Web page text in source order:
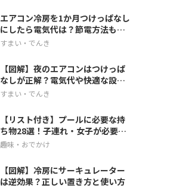
エアコン冷房を1か月つけっぱなし
にしたら電気代は？節電方法も解
説
すまい・でんき
【図解】夜のエアコンはつけっぱ
なしが正解？電気代や快適な設定
を解説
すまい・でんき
【リスト付き】プールに必要な持
ち物28選！子連れ・女子が必要な
アイテムも
趣味・おでかけ
【図解】冷房にサーキュレーター
は逆効果？正しい置き方と使い方